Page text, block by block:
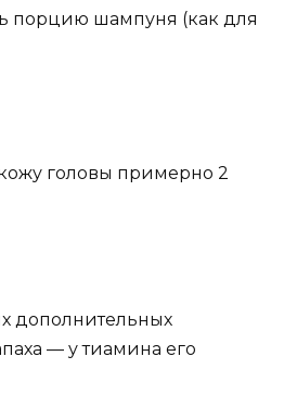
порцию шампуня (как для
головы примерно 2
дополнительных
— у тиамина его